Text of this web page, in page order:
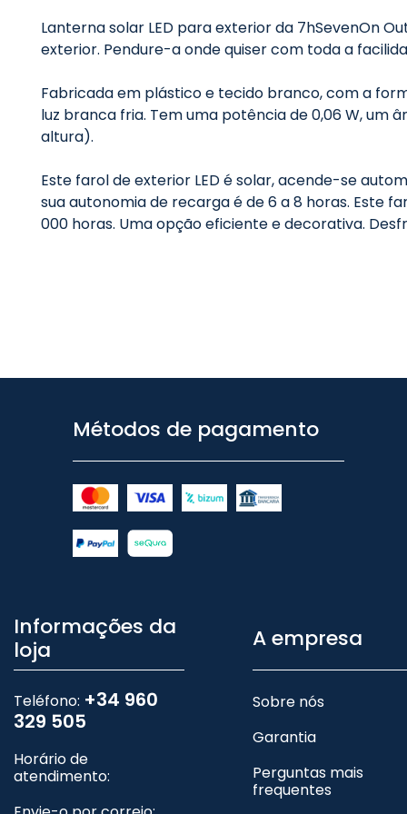
Lanterna solar LED para exterior da 7hSevenOn
exterior. Pendure-a onde quiser com toda a
Fabricada em plástico e tecido branco, com a
luz branca fria. Tem uma potência de 0,06 W, um
altura).
Este farol de exterior LED é solar, acende-se
sua autonomia de recarga é de 6 a 8 horas. Este
000 horas. Uma opção eficiente e decorativa.
Métodos de pagamento
Informações da
loja
Teléfono: +34 960
329 505
Horário de
atendimento:
A empresa
Sobre nós
Garantia
Perguntas mais
frequentes